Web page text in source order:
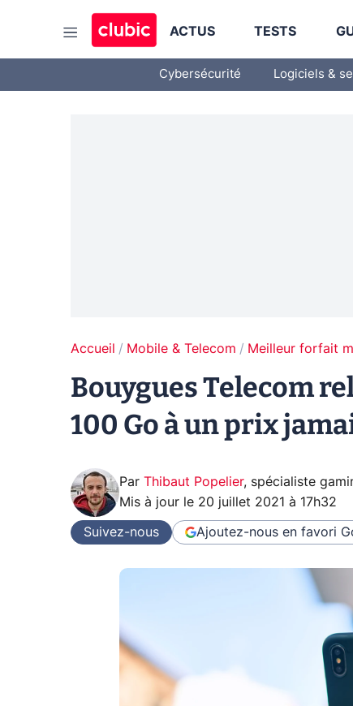
ACTUS TESTS
Cybersécurité Logiciels &
Accueil Mobile & Telecom Meilleur forfait
Bouygues Telecom
100 Go à un prix
Par Thibaut Popelier, spécialiste
Mis à jour le 20 juillet 2021 à 17h32
Suivez-nous Ajoutez-nous en favori